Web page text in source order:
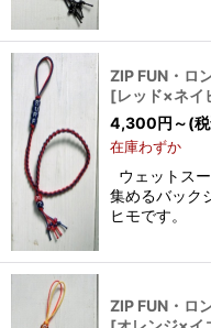
ZIP FUN・ロ
[レッド×ネイ
4,300円 ～(
在庫わずか
ウェットス
集めるバック
ヒモです。
ZIP FUN・ロ